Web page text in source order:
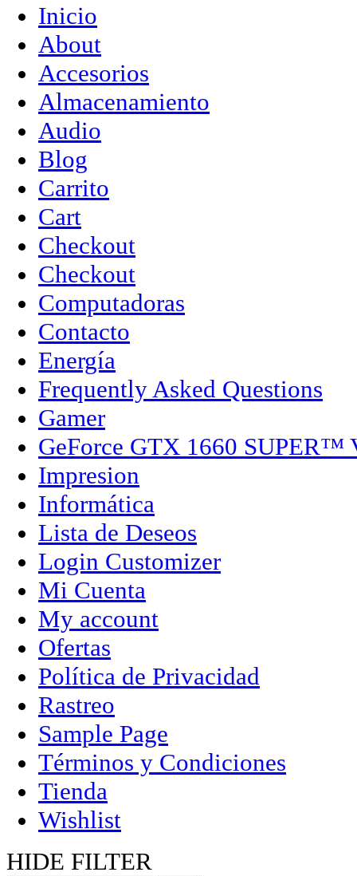
Inicio
About
Accesorios
Almacenamiento
Audio
Blog
Carrito
Cart
Checkout
Checkout
Computadoras
Contacto
Energía
Frequently Asked Questions
Gamer
GeForce GTX 1660 SUPER™
Impresion
Informática
Lista de Deseos
Login Customizer
Mi Cuenta
My account
Ofertas
Política de Privacidad
Rastreo
Sample Page
Términos y Condiciones
Tienda
Wishlist
HIDE FILTER